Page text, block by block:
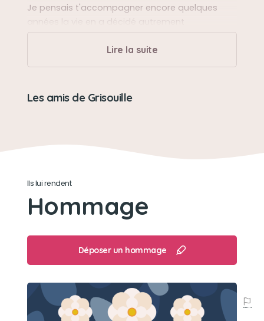
Je pensais t'accompagner encore quelques
années la vie en a décidé autrement
mon cœur est brisé tu me manques cruellement
REPOSE EN PAIX
Regarder les pigeons en espérant en attraper un
Lire la suite
Les amis de Grisouille
Ils lui rendent
Hommage
Déposer un hommage